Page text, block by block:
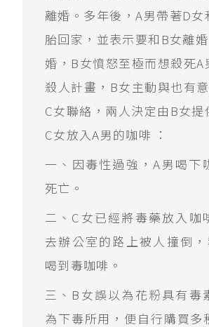
離婚。多年後，A男帶著D女
胎回家，並表示要和B女離
婚，B女憤怒至極而想殺死A
殺人計畫，B女主動與也有
C女聯絡，兩人決定由B女提
C女放入A男的咖啡 ：
一、因毒性過強，A男喝下
死亡。
二、C女已經將毒藥放入咖
去辦公室的路上被人撞倒
喝到毒咖啡。
三、B女誤以為花粉具有毒
為下毒所用，便自行購買多